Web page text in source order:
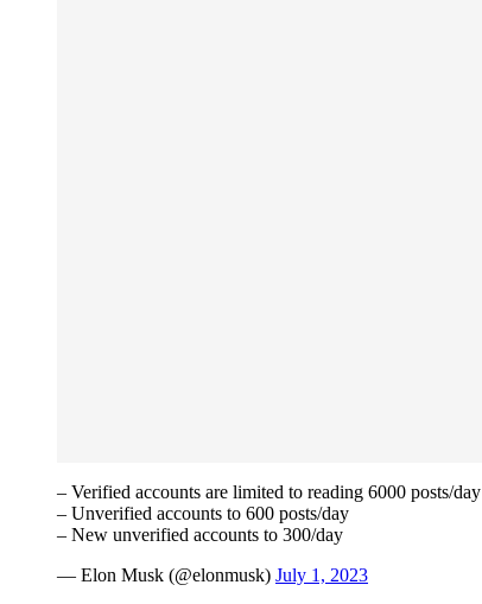
– Verified accounts are limited to reading 6000 posts/day
– Unverified accounts to 600 posts/day
– New unverified accounts to 300/day
— Elon Musk (@elonmusk) July 1, 2023